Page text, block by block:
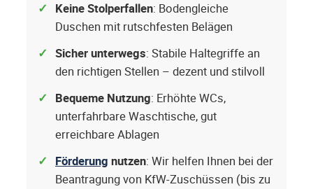
Keine Stolperfallen: Bodengleiche
Duschen mit rutschfesten Belägen
Sicher unterwegs: Stabile Haltegriffe an
den richtigen Stellen – dezent und stilvoll
Bequeme Nutzung: Erhöhte WCs,
unterfahrbare Waschtische, gut
erreichbare Ablagen
Förderung nutzen: Wir helfen Ihnen bei der
Beantragung von KfW-Zuschüssen (bis zu